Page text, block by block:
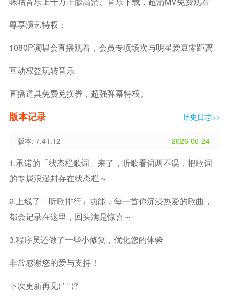
尊享演艺特权：
1080P演唱会直播观看，会员专项场次与明星爱豆零距离
互动权益玩转音乐
直播道具免费兑换券，超强弹幕特权。
版本记录 历史日志>>
2026-06-24
版本: 7.41.12
1.承诺的「状态栏歌词」来了，听歌看词两不误，把歌词
的专属浪漫封存在状态栏～
2.上线了「听歌排行」功能，每一首你沉浸热爱的歌曲，
都会记录在这里，回头满是惊喜～
3.程序员还做了一些小修复，优化您的体验
非常感谢您的爱与支持！
下次更新再见( ′ ` )?